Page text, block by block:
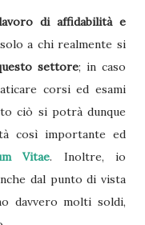
di affidabilità e
a chi realmente si
settore; in caso
corsi ed esami
ciò si potrà dunque
così importante ed
Vitae. Inoltre, io
dal punto di vista
davvero molti soldi,